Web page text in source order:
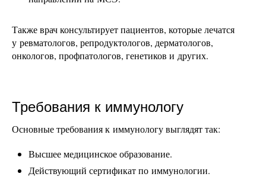
Также врач консультирует пациентов, которые лечатся
у ревматологов, репродуктологов, дерматологов,
онкологов, профпатологов, генетиков и других.
Требования к иммунологу
Основные требования к иммунологу выглядят так:
Высшее медицинское образование.
Действующий сертификат по иммунологии.